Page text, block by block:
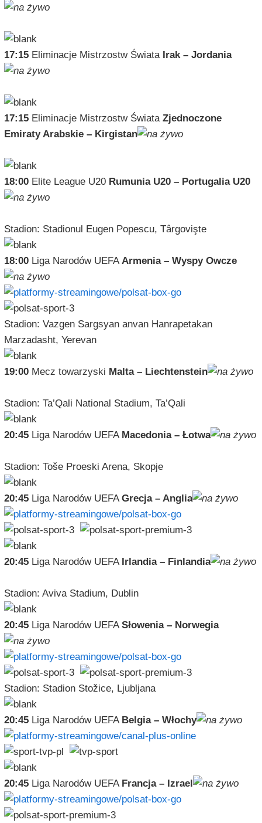
17:15Eliminacje Mistrzostw Świata Irak – Jordania
17:15Eliminacje Mistrzostw Świata Zjednoczone
Emiraty Arabskie – Kirgistan
18:00Elite League U20 Rumunia U20 – Portugalia U20
Stadion: Stadionul Eugen Popescu, Târgovişte
18:00Liga Narodów UEFAArmenia – Wyspy Owcze
Stadion: Vazgen Sargsyan anvan Hanrapetakan
Marzadasht, Yerevan
19:00Mecz towarzyski Malta – Liechtenstein
Stadion: Ta’Qali National Stadium, Ta’Qali
20:45Liga Narodów UEFA Macedonia – Łotwa
Stadion: Toše Proeski Arena, Skopje
20:45Liga Narodów UEFAGrecja – Anglia
20:45Liga Narodów UEFA Irlandia – Finlandia
Stadion: Aviva Stadium, Dublin
20:45Liga Narodów UEFASłowenia – Norwegia
Stadion: Stadion Stožice, Ljubljana
20:45Liga Narodów UEFA Belgia – Włochy
20:45Liga Narodów UEFA Francja – Izrael